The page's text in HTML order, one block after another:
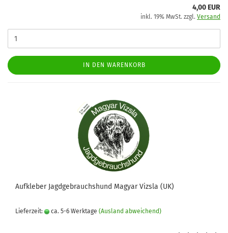
4,00 EUR
inkl. 19% MwSt. zzgl. Versand
IN DEN WARENKORB
Aufkleber Jagdgebrauchshund Magyar Vizsla (UK)
Lieferzeit: ca. 5-6 Werktage (Ausland abweichend)